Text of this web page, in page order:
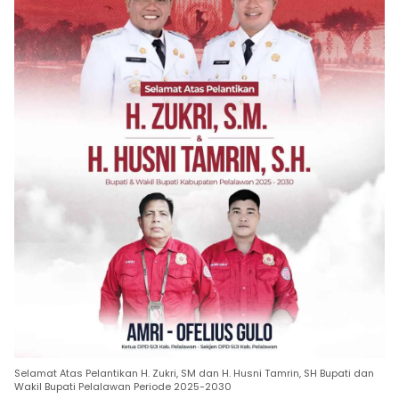
Selamat Atas Pelantikan H. Zukri, SM dan H. Husni Tamrin, SH Bupati dan
Wakil Bupati Pelalawan Periode 2025-2030